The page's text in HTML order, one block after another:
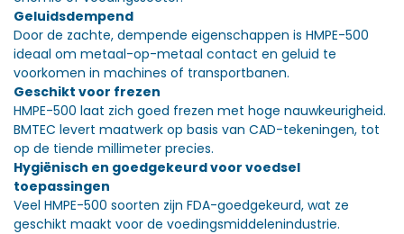
Geluidsdempend
Door de zachte, dempende eigenschappen is HMPE-500
ideaal om metaal-op-metaal contact en geluid te
voorkomen in machines of transportbanen.
Geschikt voor frezen
HMPE-500 laat zich goed frezen met hoge nauwkeurigheid.
BMTEC levert maatwerk op basis van CAD-tekeningen, tot
op de tiende millimeter precies.
Hygiënisch en goedgekeurd voor voedsel
toepassingen
Veel HMPE-500 soorten zijn FDA-goedgekeurd, wat ze
geschikt maakt voor de voedingsmiddelenindustrie.